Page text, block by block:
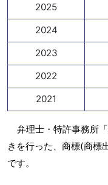
2025
2024
2023
2022
2021
弁理士・特許事務所
きを行った、商標(商標
です。